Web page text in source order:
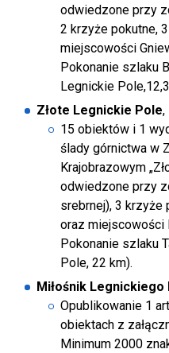
odwiedzone przy
2 krzyże pokutne,
miejscowości
Pokonanie szlaku
Legnickie
Złote Legnickie Pole,
15 obiektów i 1
ślady górnictwa w
Krajobrazowym
odwiedzone przy
srebrnej), 3 krzyże
oraz miejscowości
Pokonanie szlaku
Pole, 22 km).
Miłośnik Legnickiego
Opublikowanie 1
obiektach z
Minimum 2000